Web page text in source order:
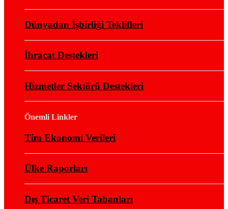
Dünyadan İşbirliği Teklifleri
İhracat Destekleri
Hizmetler Sektörü Destekleri
Önemli Linkler
Tim Ekonomi Verileri
Ülke Raporları
Dış Ticaret Veri Tabanları